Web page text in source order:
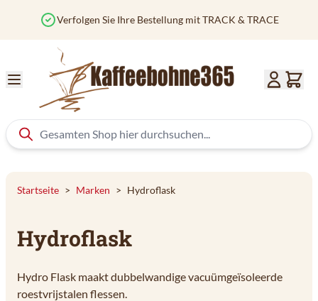
Verfolgen Sie Ihre Bestellung mit TRACK & TRACE
Startseite > Marken > Hydroflask
Hydroflask
Hydro Flask maakt dubbelwandige vacuümgeïsoleerde
roestvrijstalen flessen.